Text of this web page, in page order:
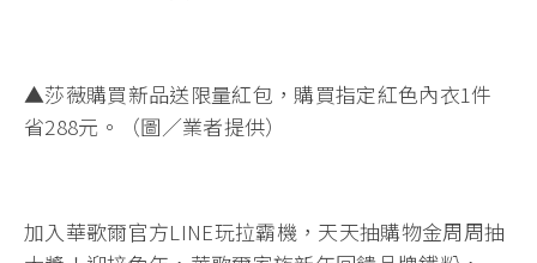
▲莎薇購買新品送限量紅包，購買指定紅色內衣1件
省288元。（圖／業者提供）
加入華歌爾官方LINE玩拉霸機，天天抽購物金周周抽